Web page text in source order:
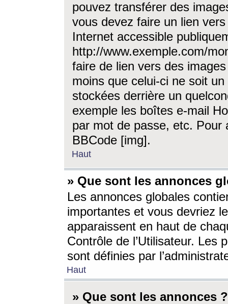
pouvez transférer des
vous devez faire un lien
Internet accessible
http://www.exemple.com/
faire de lien vers des
moins que celui-ci ne soit
stockées derrière un
exemple les boîtes e-mail
par mot de passe, etc. Pour
BBCode [img].
Haut
» Que sont les annonces
Les annonces globales
importantes et vous devriez
apparaissent en haut de
Contrôle de l’Utilisateur. Les
sont définies par
Haut
» Que sont les annonces ?